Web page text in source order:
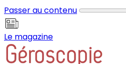
Passer au contenu
Le magazine
Panneau de gestion des cookies